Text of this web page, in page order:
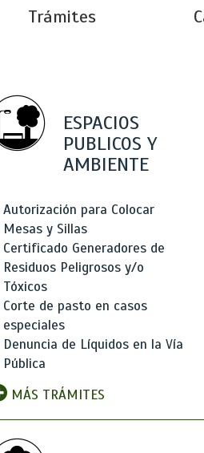
Trámites
ESPACIOS
PUBLICOS Y
AMBIENTE
Autorización para Colocar
Mesas y Sillas
Certificado Generadores de
Residuos Peligrosos y/o
Tóxicos
Corte de pasto en casos
especiales
Denuncia de Líquidos en la Vía
Pública
MÁS TRÁMITES